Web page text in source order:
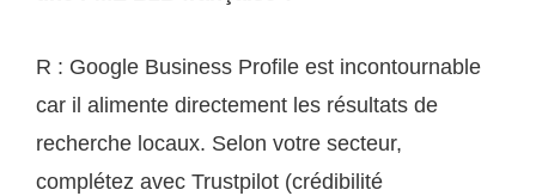
R : Google Business Profile est incontournable
car il alimente directement les résultats de
recherche locaux. Selon votre secteur,
complétez avec Trustpilot (crédibilité